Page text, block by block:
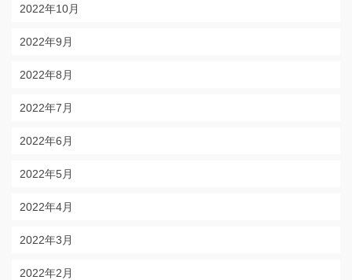
2022年10月
2022年9月
2022年8月
2022年7月
2022年6月
2022年5月
2022年4月
2022年3月
2022年2月